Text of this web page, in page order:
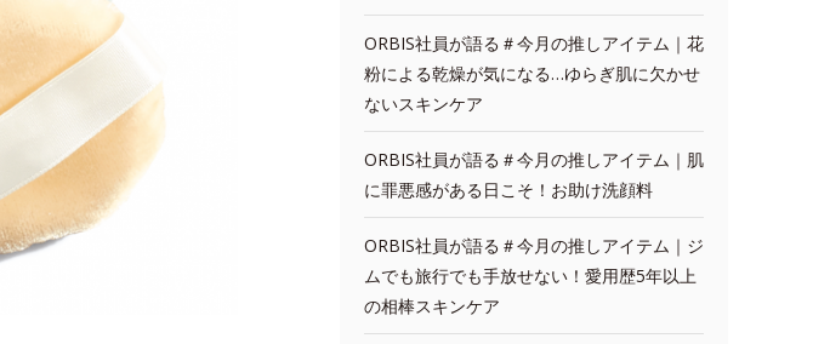
ORBIS社員が語る＃今月の推しアイテム｜花
粉による乾燥が気になる…ゆらぎ肌に欠かせ
ないスキンケア
ORBIS社員が語る＃今月の推しアイテム｜肌
に罪悪感がある日こそ！お助け洗顔料
ORBIS社員が語る＃今月の推しアイテム｜ジ
ムでも旅行でも手放せない！愛用歴5年以上
の相棒スキンケア